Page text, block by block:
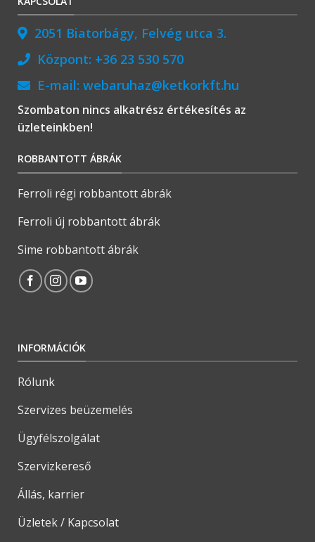
2051 Biatorbágy, Felvég utca 3.
Központ: +36 23 530 570
E-mail: webaruhaz@ketkorkft.hu
Szombaton nincs alkatrész értékesítés az
üzleteinkben!
ROBBANTOTT ÁBRÁK
Ferroli régi robbantott ábrák
Ferroli új robbantott ábrák
Sime robbantott ábrák
INFORMÁCIÓK
Rólunk
Szervizes beüzemelés
Ügyfélszolgálat
Szervizkereső
Állás, karrier
Üzletek / Kapcsolat